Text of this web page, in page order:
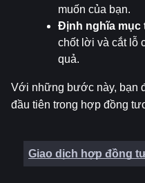
muốn của bạn.
Định nghĩa mục
chốt lời và cắt lỗ
quả.
Với những bước này, bạn
đầu tiên trong hợp đồng
Giao dịch hợp đồng